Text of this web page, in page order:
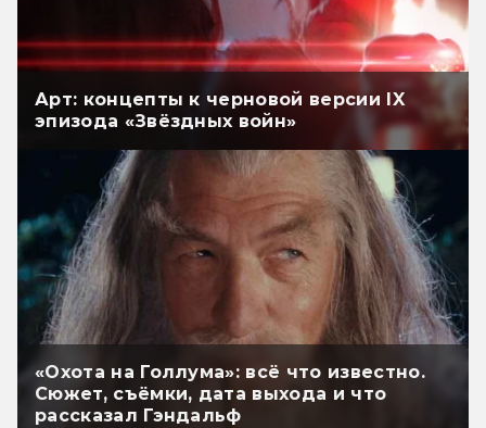
Арт: концепты к черновой версии IX
эпизода «Звёздных войн»
«Охота на Голлума»: всё что известно.
Сюжет, съёмки, дата выхода и что
рассказал Гэндальф